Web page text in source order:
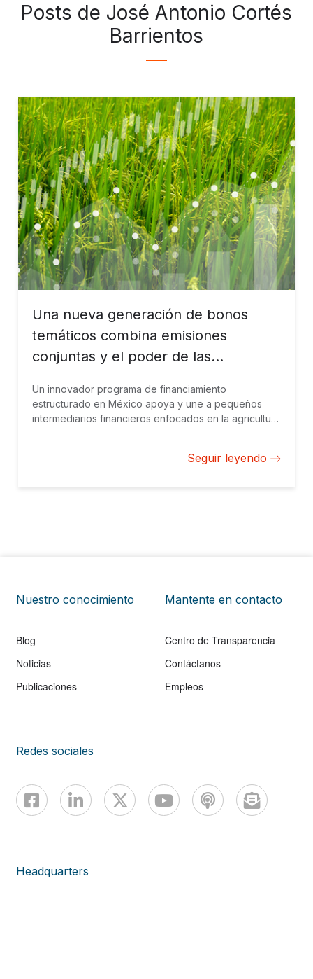
Posts de José Antonio Cortés
Barrientos
Una nueva generación de bonos
temáticos combina emisiones
conjuntas y el poder de las
Un innovador programa de financiamiento
estructurado en México apoya y une a pequeños
intermediarios financieros enfocados en la agricultura
Seguir leyendo
Nuestro conocimiento
Blog
Noticias
Publicaciones
Mantente en contacto
Centro de Transparencia
Contáctanos
Empleos
Redes sociales
Headquarters